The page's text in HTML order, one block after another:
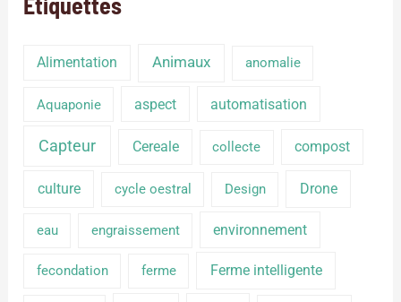
Alimentation Animaux anomalie
Aquaponie aspect automatisation
Capteur Cereale collecte compost
culture cycle oestral Design Drone
eau engraissement environnement
fecondation ferme Ferme intelligente